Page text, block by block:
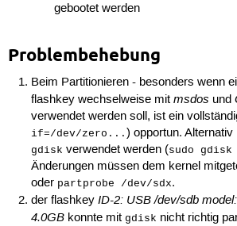
gebootet werden
Problembehebung
Beim Partitionieren - besonders wenn
flashkey wechselweise mitmsdos und
verwendet werden soll, ist ein
if=/dev/zero... ) opportun.
gdisk verwendet werden (sudo gdisk
Änderungen müssen dem kernel
oder partprobe /dev/sdx.
der flashkeyID-2: USB /dev/sdb
4.0GB konnte mit gdisk nicht richtig